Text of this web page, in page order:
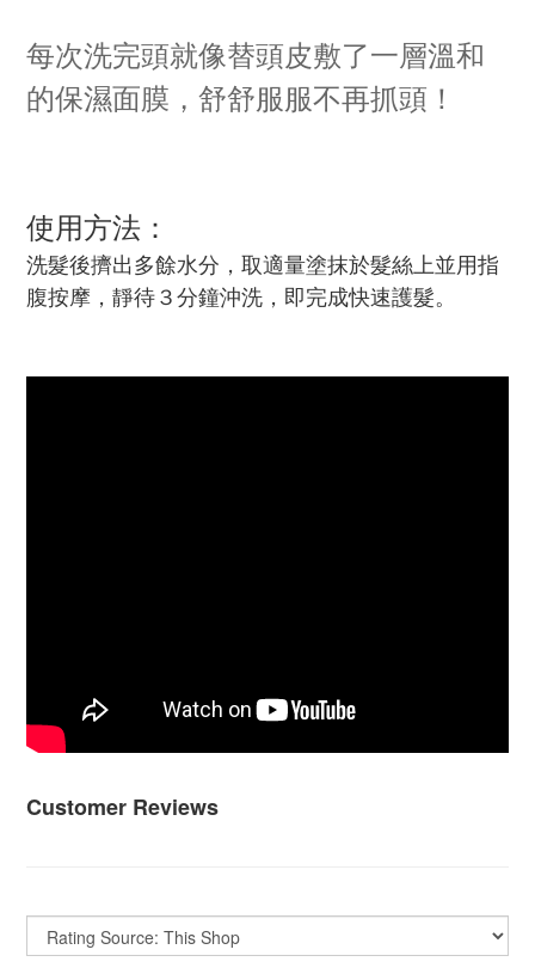
每次洗完頭就像替頭皮敷了一層溫和
的保濕面膜，舒舒服服不再抓頭！
使用方法：
洗髮後擠出多餘水分，取適量塗抹於髮絲上並用指
腹按摩，靜待３分鐘沖洗，即完成快速護髮。
Customer Reviews